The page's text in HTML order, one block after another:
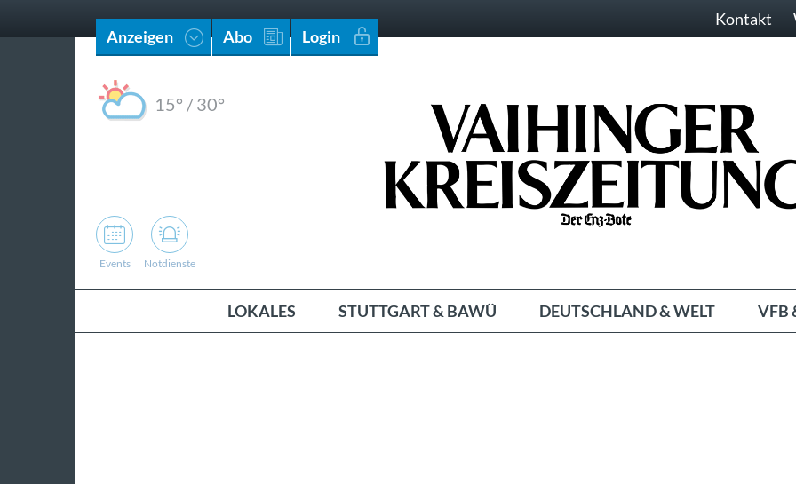
Anzeigen Abo Login
Kontakt
15° /30°
Events Notdienste
LOKALES STUTTGART & BAWÜ DEUTSCHLAND & WELT VFB